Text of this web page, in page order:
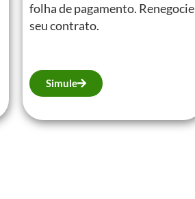
folha de pagamento. Renegocie
seu contrato.
Simule